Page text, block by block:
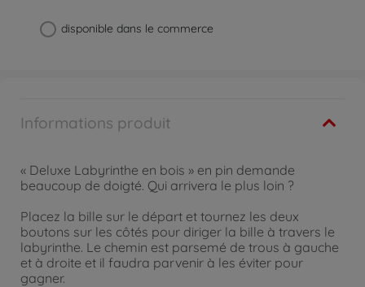
disponible dans le commerce
Informations produit
« Deluxe Labyrinthe en bois » en pin demande
beaucoup de doigté. Qui arrivera le plus loin ?
Placez la bille sur le départ et tournez les deux
boutons sur les côtés pour diriger la bille à travers le
labyrinthe. Le chemin est parsemé de trous à gauche
et à droite et il faudra parvenir à les éviter pour
gagner.